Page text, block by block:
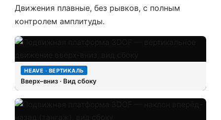
Движения плавные, без рывков, с полным
контролем амплитуды.
HEAVE · ВЕРТИКАЛЬ
Вверх–вниз · Вид сбоку